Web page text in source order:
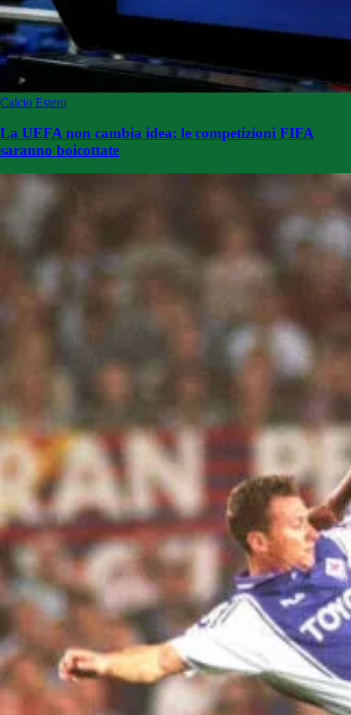
Calcio Estero
La UEFA non cambia idea: le competizioni FIFA
saranno boicottate